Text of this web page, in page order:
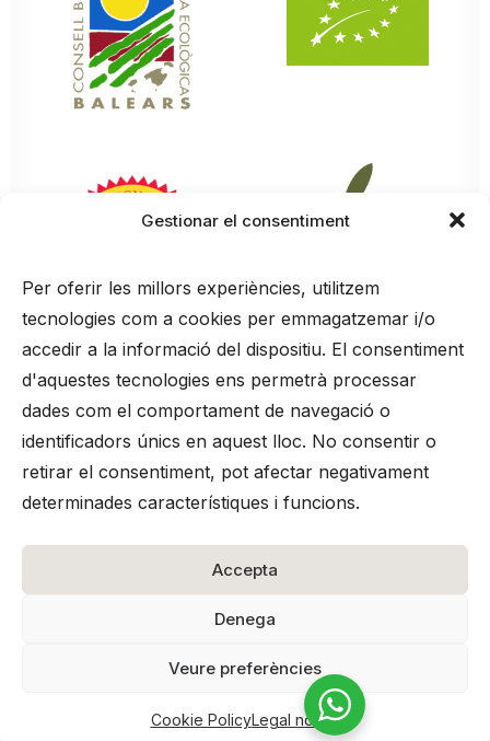
Gestionar el consentiment
Per oferir les millors experiències, utilitzem
tecnologies com a cookies per emmagatzemar i/o
accedir a la informació del dispositiu. El consentiment
d'aquestes tecnologies ens permetrà processar
dades com el comportament de navegació o
identificadors únics en aquest lloc. No consentir o
retirar el consentiment, pot afectar negativament
determinades característiques i funcions.
Accepta
Denega
Veure preferències
Cookie PolicyLegal notice
Terms and conditions
Cookie Policy
Privacy policy